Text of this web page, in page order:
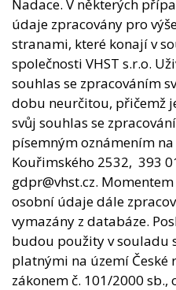
Nadace. V některých
údaje zpracovány pro
stranami, které konají v
společnosti VHST s.r.o.
souhlas se zpracováním
dobu neurčitou, přičemž
svůj souhlas se
písemným oznámením na
Kouřimského 2532, 393
gdpr@vhst.cz.
osobní údaje dále
vymazány z databáze.
budou použity v souladu
platnými na území České
zákonem č. 101/2000